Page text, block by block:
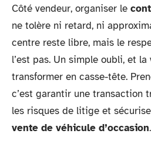
Côté vendeur, organiser le
ne tolère ni retard, ni
centre reste libre, mais le
l’est pas. Un simple oubli, et
transformer en casse-tête.
c’est garantir une transaction
les risques de litige et
vente de véhicule d’occasion.